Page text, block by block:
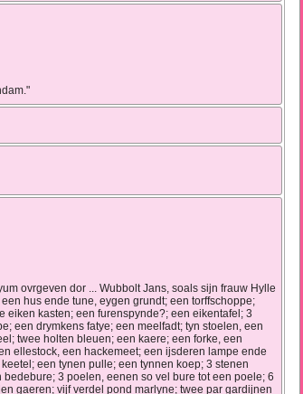
ovrgeven dor ... Wubbolt Jans, soals sijn frauw Hylle
hus ende tune, eygen grundt; een torffschoppe;
kasten; een furenspynde?; een eikentafel; 3
een drymkens fatye; een meelfadt; tyn stoelen, een
twee holten bleuen; een kaere; een forke, een
ellestock, een hackemeet; een ijsderen lampe ende
een tynen pulle; een tynnen koep; 3 stenen
3 poelen, eenen so vel bure tot een poele; 6
gaeren; vijf verdel pond marlyne; twee par gardijnen